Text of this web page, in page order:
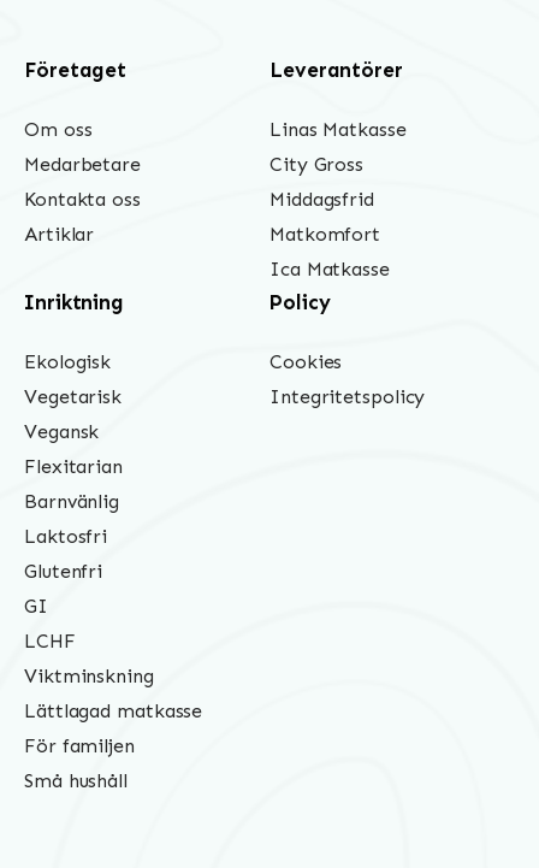
Företaget
Om oss
Medarbetare
Kontakta oss
Artiklar
Leverantörer
Linas Matkasse
City Gross
Middagsfrid
Matkomfort
Ica Matkasse
Inriktning
Ekologisk
Vegetarisk
Vegansk
Flexitarian
Barnvänlig
Laktosfri
Glutenfri
GI
LCHF
Viktminskning
Lättlagad matkasse
För familjen
Små hushåll
Policy
Cookies
Integritetspolicy